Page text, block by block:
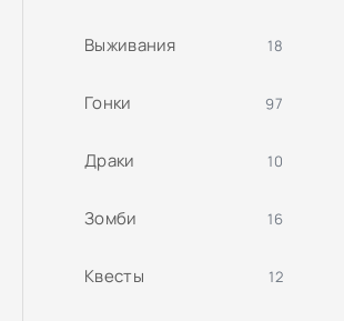
Выживания 18
Гонки 97
Драки 10
Зомби 16
Квесты 12